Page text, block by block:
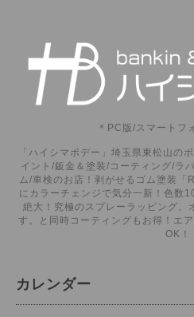
＊PC版/スマートフ
「ハイシマボデー」埼玉県東松山の
イント/鈑金＆塗装/コーティング/ラ
ム/車検のお店！剥がせるゴム塗装
にカラーチェンジで気分一新！色数
絶大！究極のスプレーラッピング。
す。と同時コーティングもお得！エ
OK！
カレンダー